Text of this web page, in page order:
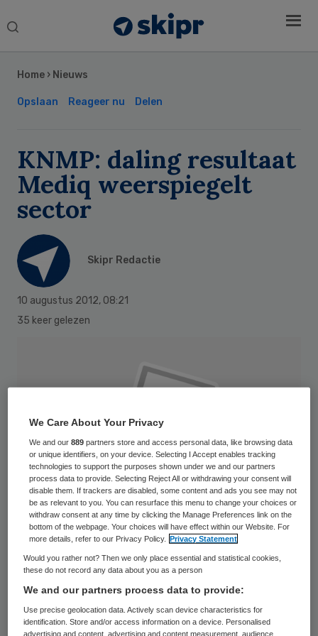
Search
Home › Nieuws
Opslaan Reageer nu Delen
KNMP: daling resultaat
Mediq weerspiegelt
sector
Skipr Redactie
10 augustus 2012, 08:21
35 keer gelezen
De verdere daling van de resultaten van de
Mediq apotheken in Nederland bevestigt
opnieuw dat de financiële druk op de sector
Sidebar
We Care About Your Privacy
We and our889 partners store and access personal data, like browsing data
or unique identifiers, on your device. Selecting I Accept enables tracking
technologies to support the purposes shown under we and our partners
process data to provide. Selecting Reject All or withdrawing your consent will
disable them. If trackers are disabled, some content and ads you see may not
be as relevant to you. You can resurface this menu to change your choices or
withdraw consent at any time by clicking the Manage Preferences link on the
bottom of the webpage. Your choices will have effect within our Website. For
more details, refer to our Privacy Policy.
Privacy Statement
Would you rather not? Then we only place essential and statistical cookies,
these do not record any data about you as a person
We and our partners process data to provide:
Use precise geolocation data. Actively scan device characteristics for
identification. Store and/or access information on a device. Personalised
advertising and content, advertising and content measurement, audience